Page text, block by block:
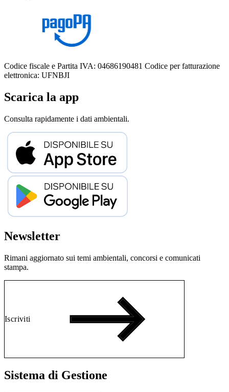
Codice fiscale e Partita IVA: 04686190481 Codice per fatturazione
elettronica: UFNBJI
Scarica la app
Consulta rapidamente i dati ambientali.
Newsletter
Rimani aggiornato sui temi ambientali, concorsi e comunicati
stampa.
Iscriviti
Sistema di Gestione